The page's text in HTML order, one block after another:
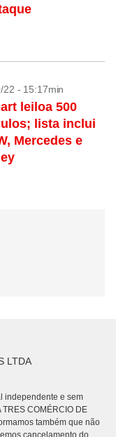
22 - 15:17min
leiloa 500
lista inclui
Mercedes e
LTDA
independente e sem
COMÉRCIO DE
também que não
cancelamento do